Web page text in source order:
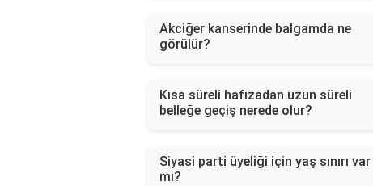
Akciğer kanserinde balgamda ne
görülür?
Kısa süreli hafızadan uzun süreli
belleğe geçiş nerede olur?
Siyasi parti üyeliği için yaş sınırı var
mı?